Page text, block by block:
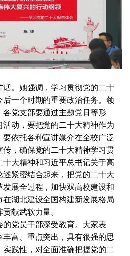
话。她强调，学习贯彻党的二十
后一个时期的重要政治任务。领
各党支部要通过主题党日等形
活动，要把党的二十大精神作为
依托各种宣讲媒介在全校广泛
传，确保党的二十大精神学习贯
十大精神和习近平总书记关于高
述紧密结合起来，把党的二十大
发展全过程，加快双高校建设和
在湖北建设全国构建新发展格局
献武软力量。
的党员干部深受教育。大家表
丰富、重点突出，具有很强的思
践性，对全面准确把握党的二